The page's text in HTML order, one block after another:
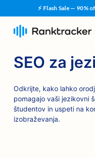
⚡ Flash Sale — 90%
SEO za
Odkrijte, kako lahko
pomagajo vaši jezikovni
študentov in uspeti na
izobraževanja.